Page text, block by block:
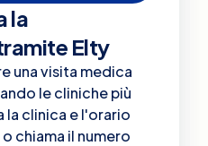
la
Elty
una visita medica
le cliniche più
la clinica e l'orario
chiama il numero